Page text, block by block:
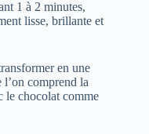
1 à 2 minutes,
lisse, brillante et
en une
l’on comprend la
le chocolat comme